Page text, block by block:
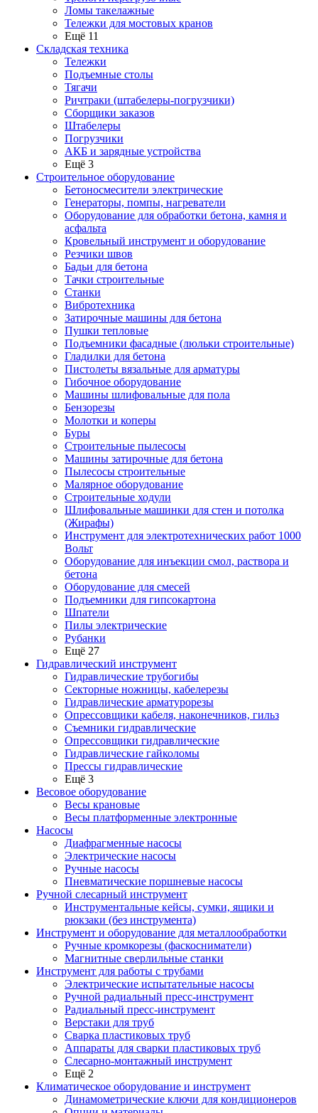
Ломы такелажные
Тележки для мостовых кранов
Ещё 11
Складская техника
Тележки
Подъемные столы
Тягачи
Ричтраки (штабелеры-погрузчики)
Сборщики заказов
Штабелеры
Погрузчики
АКБ и зарядные устройства
Ещё 3
Строительное оборудование
Бетоносмесители электрические
Генераторы, помпы, нагреватели
Оборудование для обработки бетона, камня и
асфальта
Кровельный инструмент и оборудование
Резчики швов
Бадьи для бетона
Тачки строительные
Станки
Вибротехника
Затирочные машины для бетона
Пушки тепловые
Подъемники фасадные (люльки строительные)
Гладилки для бетона
Пистолеты вязальные для арматуры
Гибочное оборудование
Машины шлифовальные для пола
Бензорезы
Молотки и коперы
Буры
Строительные пылесосы
Машины затирочные для бетона
Пылесосы строительные
Малярное оборудование
Строительные ходули
Шлифовальные машинки для стен и потолка
(Жирафы)
Инструмент для электротехнических работ 1000
Вольт
Оборудование для инъекции смол, раствора и
бетона
Оборудование для смесей
Подъемники для гипсокартона
Шпатели
Пилы электрические
Рубанки
Ещё 27
Гидравлический инструмент
Гидравлические трубогибы
Секторные ножницы, кабелерезы
Гидравлические арматурорезы
Опрессовщики кабеля, наконечников, гильз
Съемники гидравлические
Опрессовщики гидравлические
Гидравлические гайколомы
Прессы гидравлические
Ещё 3
Весовое оборудование
Весы крановые
Весы платформенные электронные
Насосы
Диафрагменные насосы
Электрические насосы
Ручные насосы
Пневматические поршневые насосы
Ручной слесарный инструмент
Инструментальные кейсы, сумки, ящики и
рюкзаки (без инструмента)
Инструмент и оборудование для металлообработки
Ручные кромкорезы (фаскосниматели)
Магнитные сверлильные станки
Инструмент для работы с трубами
Электрические испытательные насосы
Ручной радиальный пресс-инструмент
Радиальный пресс-инструмент
Верстаки для труб
Сварка пластиковых труб
Аппараты для сварки пластиковых труб
Слесарно-монтажный инструмент
Ещё 2
Климатическое оборудование и инструмент
Динамометрические ключи для кондиционеров